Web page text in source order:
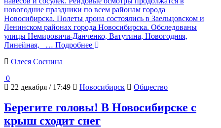
новогодние праздники по всем районам города
Новосибирска. Полеты дрона состоялись в Заельцовском и
Ленинском районах города Новосибирска. Обследованы
улицы Немировича-Данченко, Ватутина, Новогодняя,
Линейная,
… Подробнее
Олеся Соснина
0
22 декабря / 17:49
Новосибирск Общество
Берегите головы! В Новосибирске с
крыш сходит снег